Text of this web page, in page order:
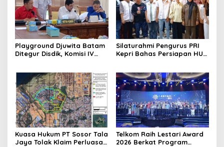
Playground Djuwita Batam
Ditegur Disdik, Komisi IV
Silaturahmi Pengurus PRI
Kepri Bahas Persiapan HUT
Kuasa Hukum PT Sosor Tala
Jaya Tolak Klaim Perluasan
Telkom Raih Lestari Award
2026 Berkat Program